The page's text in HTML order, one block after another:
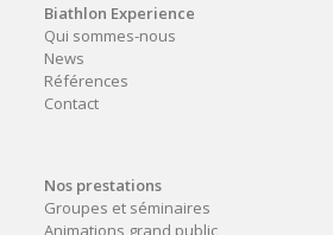
Biathlon Experience
Qui sommes-nous
News
Références
Contact
Nos prestations
Groupes et séminaires
Animations grand public